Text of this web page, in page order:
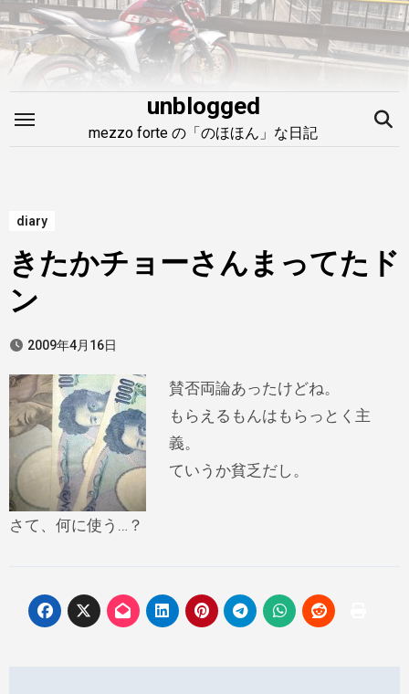
内
容
を
unblogged
mezzo forte の「のほほん」な日記
diary
きたかチョーさんまってたド
ン
2009年4月16日
賛否両論あったけどね。
もらえるもんはもらっとく主
義。
ていうか貧乏だし。
さて、何に使う…？